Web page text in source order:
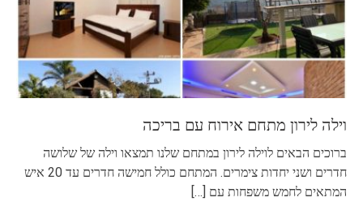
וילה לירון מתחם אירוח עם בריכה
ברוכים הבאים לוילה לירון במתחם שלנו תמצאו וילה של שלושה
חדרים ושני יחדות צימרים. המתחם כולל חמישה חדרים עד 20 איש
המתאים לחמש משפחות עם […]